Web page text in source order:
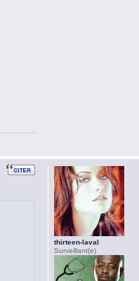
thirteen-laval
Surveillant(e)